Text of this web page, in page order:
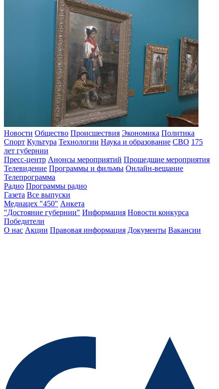
Новости Общество Происшествия Экономика Политика
Спорт Культура Технологии Наука и образование СВО 175
лет губернии
Пресс-центр Анонсы мероприятий Прошедшие мероприятия
Телевидение Программы и фильмы Онлайн-вещание
Телепрограмма
Радио Программы радио
Газета Все выпуски
Медиацех "450" Анкета
"Достояние губернии" Информация Новости конкурса
Победители
О нас Акции Правовая информация Документы Вакансии